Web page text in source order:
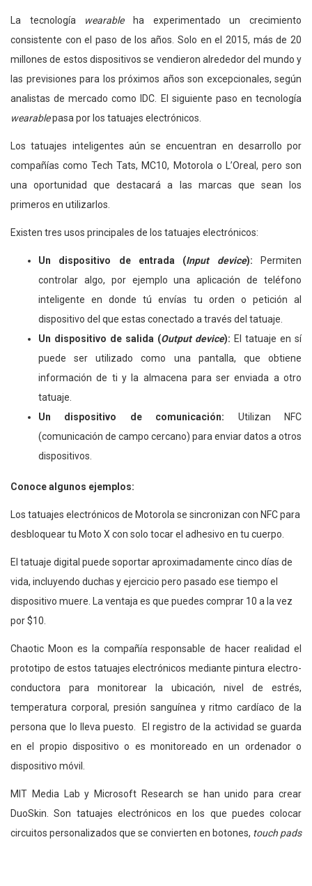
La tecnología wearableha experimentado un crecimiento
consistente con el paso de los años. Solo en el 2015, más de 20
millones de estos dispositivos se vendieron alrededor del mundo y
las previsiones para los próximos años son excepcionales, según
analistas de mercado como IDC. El siguiente paso en tecnología
wearablepasa por los tatuajes electrónicos.
Los tatuajes inteligentes aún se encuentran en desarrollo por
compañías como Tech Tats, MC10, Motorola o L’Oreal, pero son
una oportunidad que destacará a las marcas que sean los
primeros en utilizarlos.
Existen tres usos principales de los tatuajes electrónicos:
Un dispositivo de entrada (Input device):Permiten
controlar algo, por ejemplo una aplicación de teléfono
inteligente en donde tú envías tu orden o petición al
dispositivo del que estas conectado a través del tatuaje.
Un dispositivo de salida (Output device): El tatuaje en sí
puede ser utilizado como una pantalla, que obtiene
información de ti y la almacena para ser enviada a otro
tatuaje.
Un dispositivo de comunicación: Utilizan NFC
(comunicación de campo cercano) para enviar datos a otros
dispositivos.
Conoce algunos ejemplos:
Los tatuajes electrónicos de Motorola se sincronizan con NFC para
desbloquear tu Moto X con solo tocar el adhesivo en tu cuerpo.
El tatuaje digital puede soportar aproximadamente cinco días de
vida, incluyendo duchas y ejercicio pero pasado ese tiempo el
dispositivo muere. La ventaja es que puedes comprar 10 a la vez
por $10.
Chaotic Moon es la compañía responsable de hacer realidad el
prototipo de estos tatuajes electrónicos mediante pintura electro-
conductora para monitorear la ubicación, nivel de estrés,
temperatura corporal, presión sanguínea y ritmo cardíaco de la
persona que lo lleva puesto. El registro de la actividad se guarda
en el propio dispositivo o es monitoreado en un ordenador o
dispositivo móvil.
MIT Media Lab y Microsoft Research se han unido para crear
DuoSkin. Son tatuajes electrónicos en los que puedes colocar
circuitos personalizados que se convierten en botones, touch pads